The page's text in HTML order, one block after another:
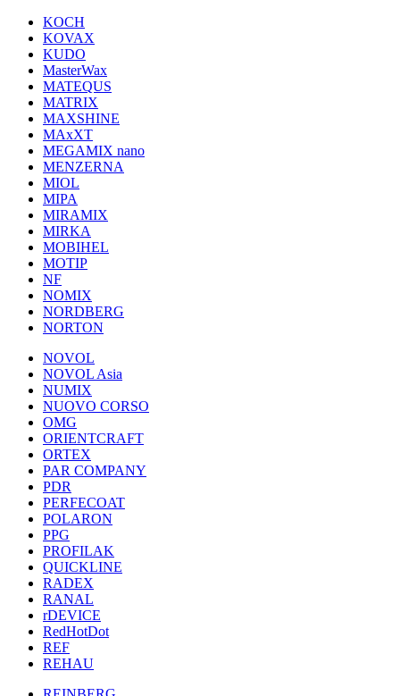
KOCH
KOVAX
KUDO
MasterWax
MATEQUS
MATRIX
MAXSHINE
MAxXT
MEGAMIX nano
MENZERNA
MIOL
MIPA
MIRAMIX
MIRKA
MOBIHEL
MOTIP
NF
NOMIX
NORDBERG
NORTON
NOVOL
NOVOL Asia
NUMIX
NUOVO CORSO
OMG
ORIENTCRAFT
ORTEX
PAR COMPANY
PDR
PERFECOAT
POLARON
PPG
PROFILAK
QUICKLINE
RADEX
RANAL
rDEVICE
RedHotDot
REF
REHAU